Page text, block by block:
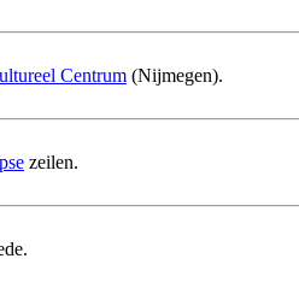
Centrum (Nijmegen).
zeilen.